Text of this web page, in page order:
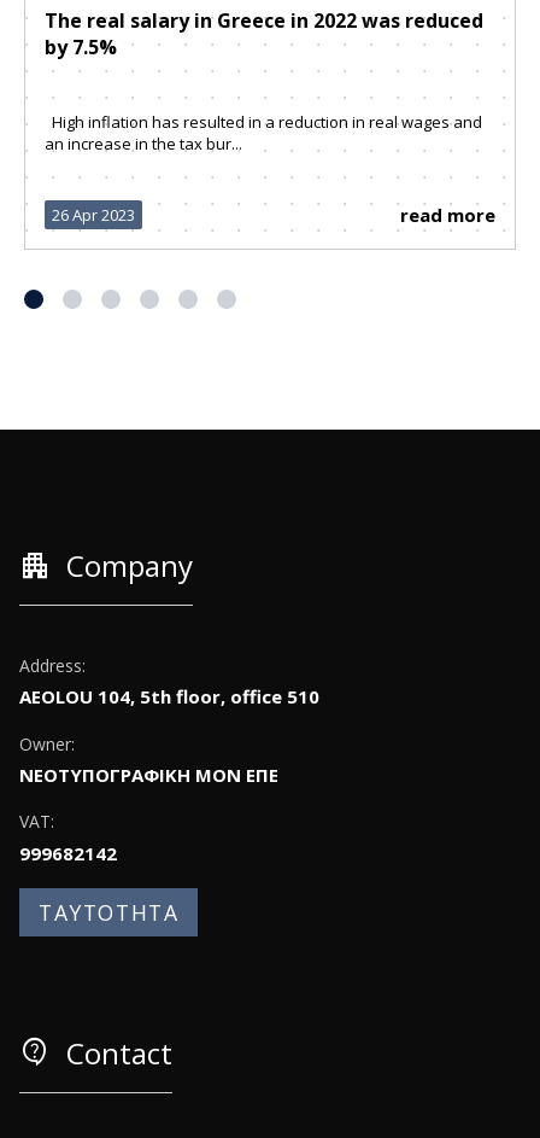
The real salary in Greece in 2022 was reduced
by 7.5%
High inflation has resulted in a reduction in real wages and
an increase in the tax bur...
26 Apr 2023 read more
apartment Company
Address:
AEOLOU 104, 5th floor, office 510
Owner:
ΝΕΟΤΥΠΟΓΡΑΦΙΚΗ ΜΟΝ ΕΠΕ
VAT:
999682142
ΤΑΥΤΟΤΗΤΑ
contact_support Contact